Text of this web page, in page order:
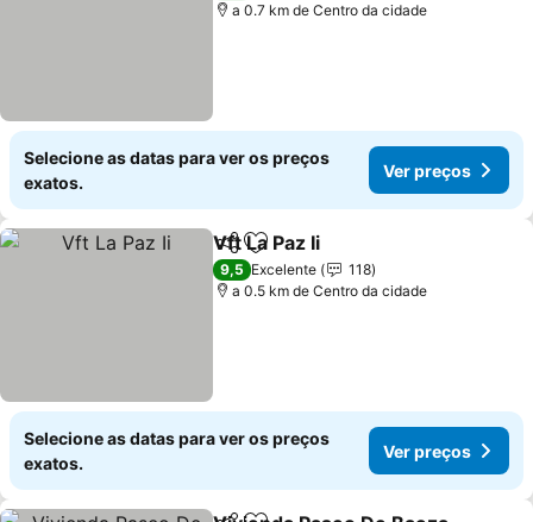
a 0.7 km de Centro da cidade
Selecione as datas para ver os preços
exatos.
Ver preços
PartilharAdicionar aos favoritos
Vft La Paz Ii
9,5 Excelente
118
a 0.5 km de Centro da cidade
Selecione as datas para ver os preços
exatos.
Ver preços